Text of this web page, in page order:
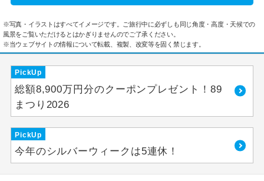
※写真・イラストはすべてイメージです。ご旅行中に必ずしも同じ角度・高度・天候での
風景をご覧いただけるとはかぎりませんのでご了承ください。
※当ウェブサイトの情報について転載、複製、改変等を固く禁じます。
PickUp
総額8,900万円分のクーポンプレゼント！89
まつり2026
PickUp
今年のシルバーウィークは5連休！